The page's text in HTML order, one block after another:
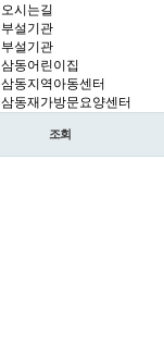
오시는길
부설기관
부설기관
삼동어린이집
삼동지역아동센터
삼동재가방문요양센터
조회